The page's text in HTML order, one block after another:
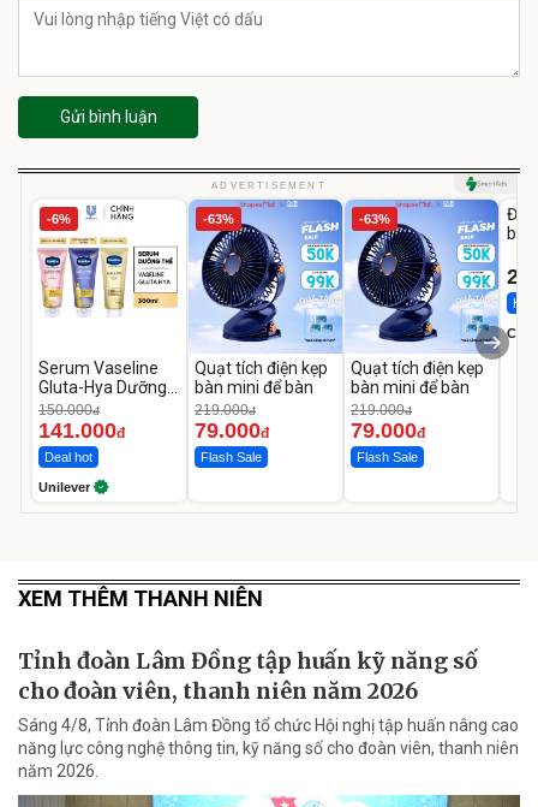
Gửi bình luận
ADVERTISEMENT
-6%
Serum Vaseline
Gluta-Hya Dưỡng
Da Sáng Mịn Sau 7
Ngày
150.000đ
141.000đ
Deal hot
Unilever
-63%
Quạt tích điện kẹp
bàn mini để bàn
219.000đ
79.000đ
Flash Sale
-63%
Quạt tích điện kẹp
bàn mini để bàn
219.000đ
79.000đ
Flash Sale
Đai
bé
Hot
XEM THÊM THANH NIÊN
Tỉnh đoàn Lâm Đồng tập huấn kỹ năng số
cho đoàn viên, thanh niên năm 2026
Sáng 4/8, Tỉnh đoàn Lâm Đồng tổ chức Hội nghị tập huấn nâng cao
năng lực công nghệ thông tin, kỹ năng số cho đoàn viên, thanh niên
năm 2026.